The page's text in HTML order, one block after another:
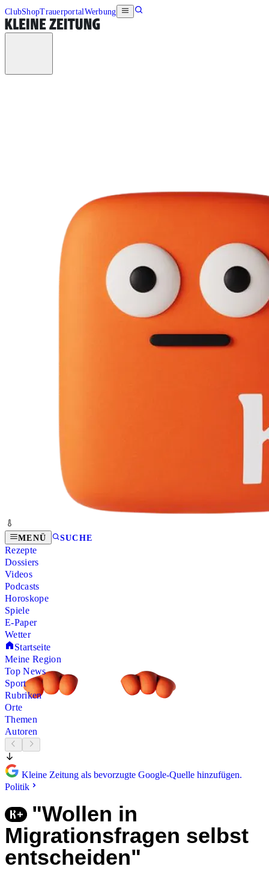
ClubShopTrauerportalWerbung
MENÜ SUCHE
Rezepte
Dossiers
Videos
Podcasts
Horoskope
Spiele
E-Paper
Wetter
Startseite
Meine Region
Top News
Sport
Rubriken
Orte
Themen
Autoren
Kleine Zeitung als bevorzugte Google-Quelle hinzufügen.
Politik
"Wollen in
Migrationsfragen selbst
entscheiden"